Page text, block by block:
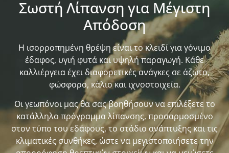
Σωστή Λίπανση για Μέγιστη
Απόδοση
Η ισορροπημένη θρέψη είναι το κλειδί για γόνιμο
έδαφος, υγιή φυτά και υψηλή παραγωγή. Κάθε
καλλιέργεια έχει διαφορετικές ανάγκες σε άζωτο,
φώσφορο, κάλιο και ιχνοστοιχεία.
Οι γεωπόνοι μας θα σας βοηθήσουν να επιλέξετε το
κατάλληλο πρόγραμμα λίπανσης, προσαρμοσμένο
στον τύπο του εδάφους, το στάδιο ανάπτυξης και τις
κλιματικές συνθήκες, ώστε να μεγιστοποιήσετε την